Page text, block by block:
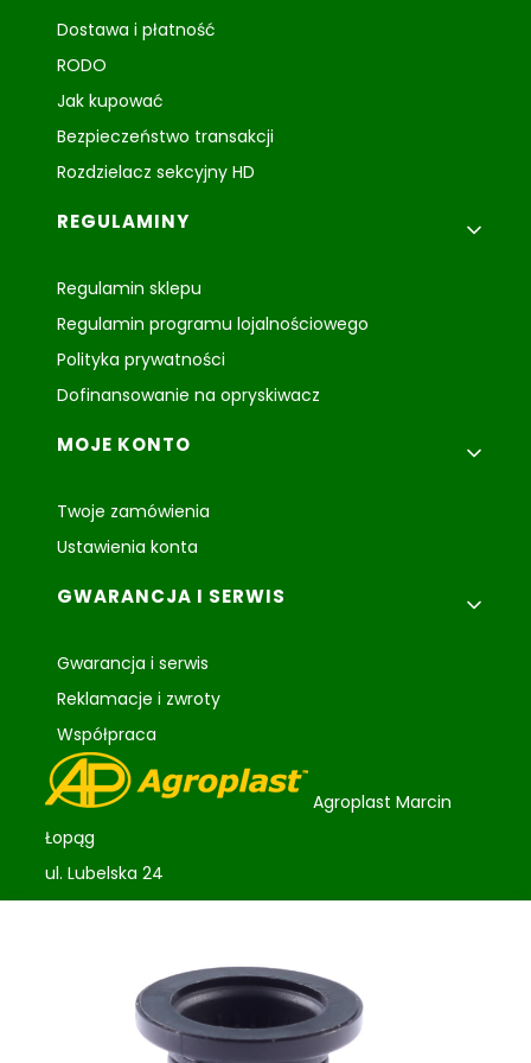
Dostawa i płatność
RODO
Jak kupować
Bezpieczeństwo transakcji
Rozdzielacz sekcyjny HD
REGULAMINY
Regulamin sklepu
Regulamin programu lojalnościowego
Polityka prywatności
Dofinansowanie na opryskiwacz
MOJE KONTO
Twoje zamówienia
Ustawienia konta
GWARANCJA I SERWIS
Gwarancja i serwis
Reklamacje i zwroty
Współpraca
Agroplast Marcin
Łopąg
ul. Lubelska 24
sklep@agroplast.pl
+48 82 567 39 51